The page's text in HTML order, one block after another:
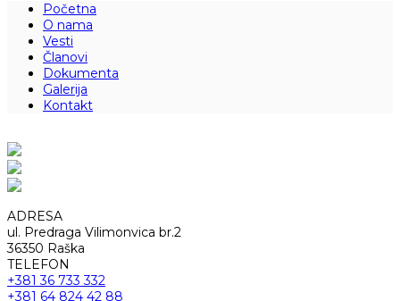
Početna
O nama
Vesti
Članovi
Dokumenta
Galerija
Kontakt
ADRESA
ul. Predraga Vilimonvica br.2
36350 Raška
TELEFON
+381 36 733 332
+381 64 824 42 88